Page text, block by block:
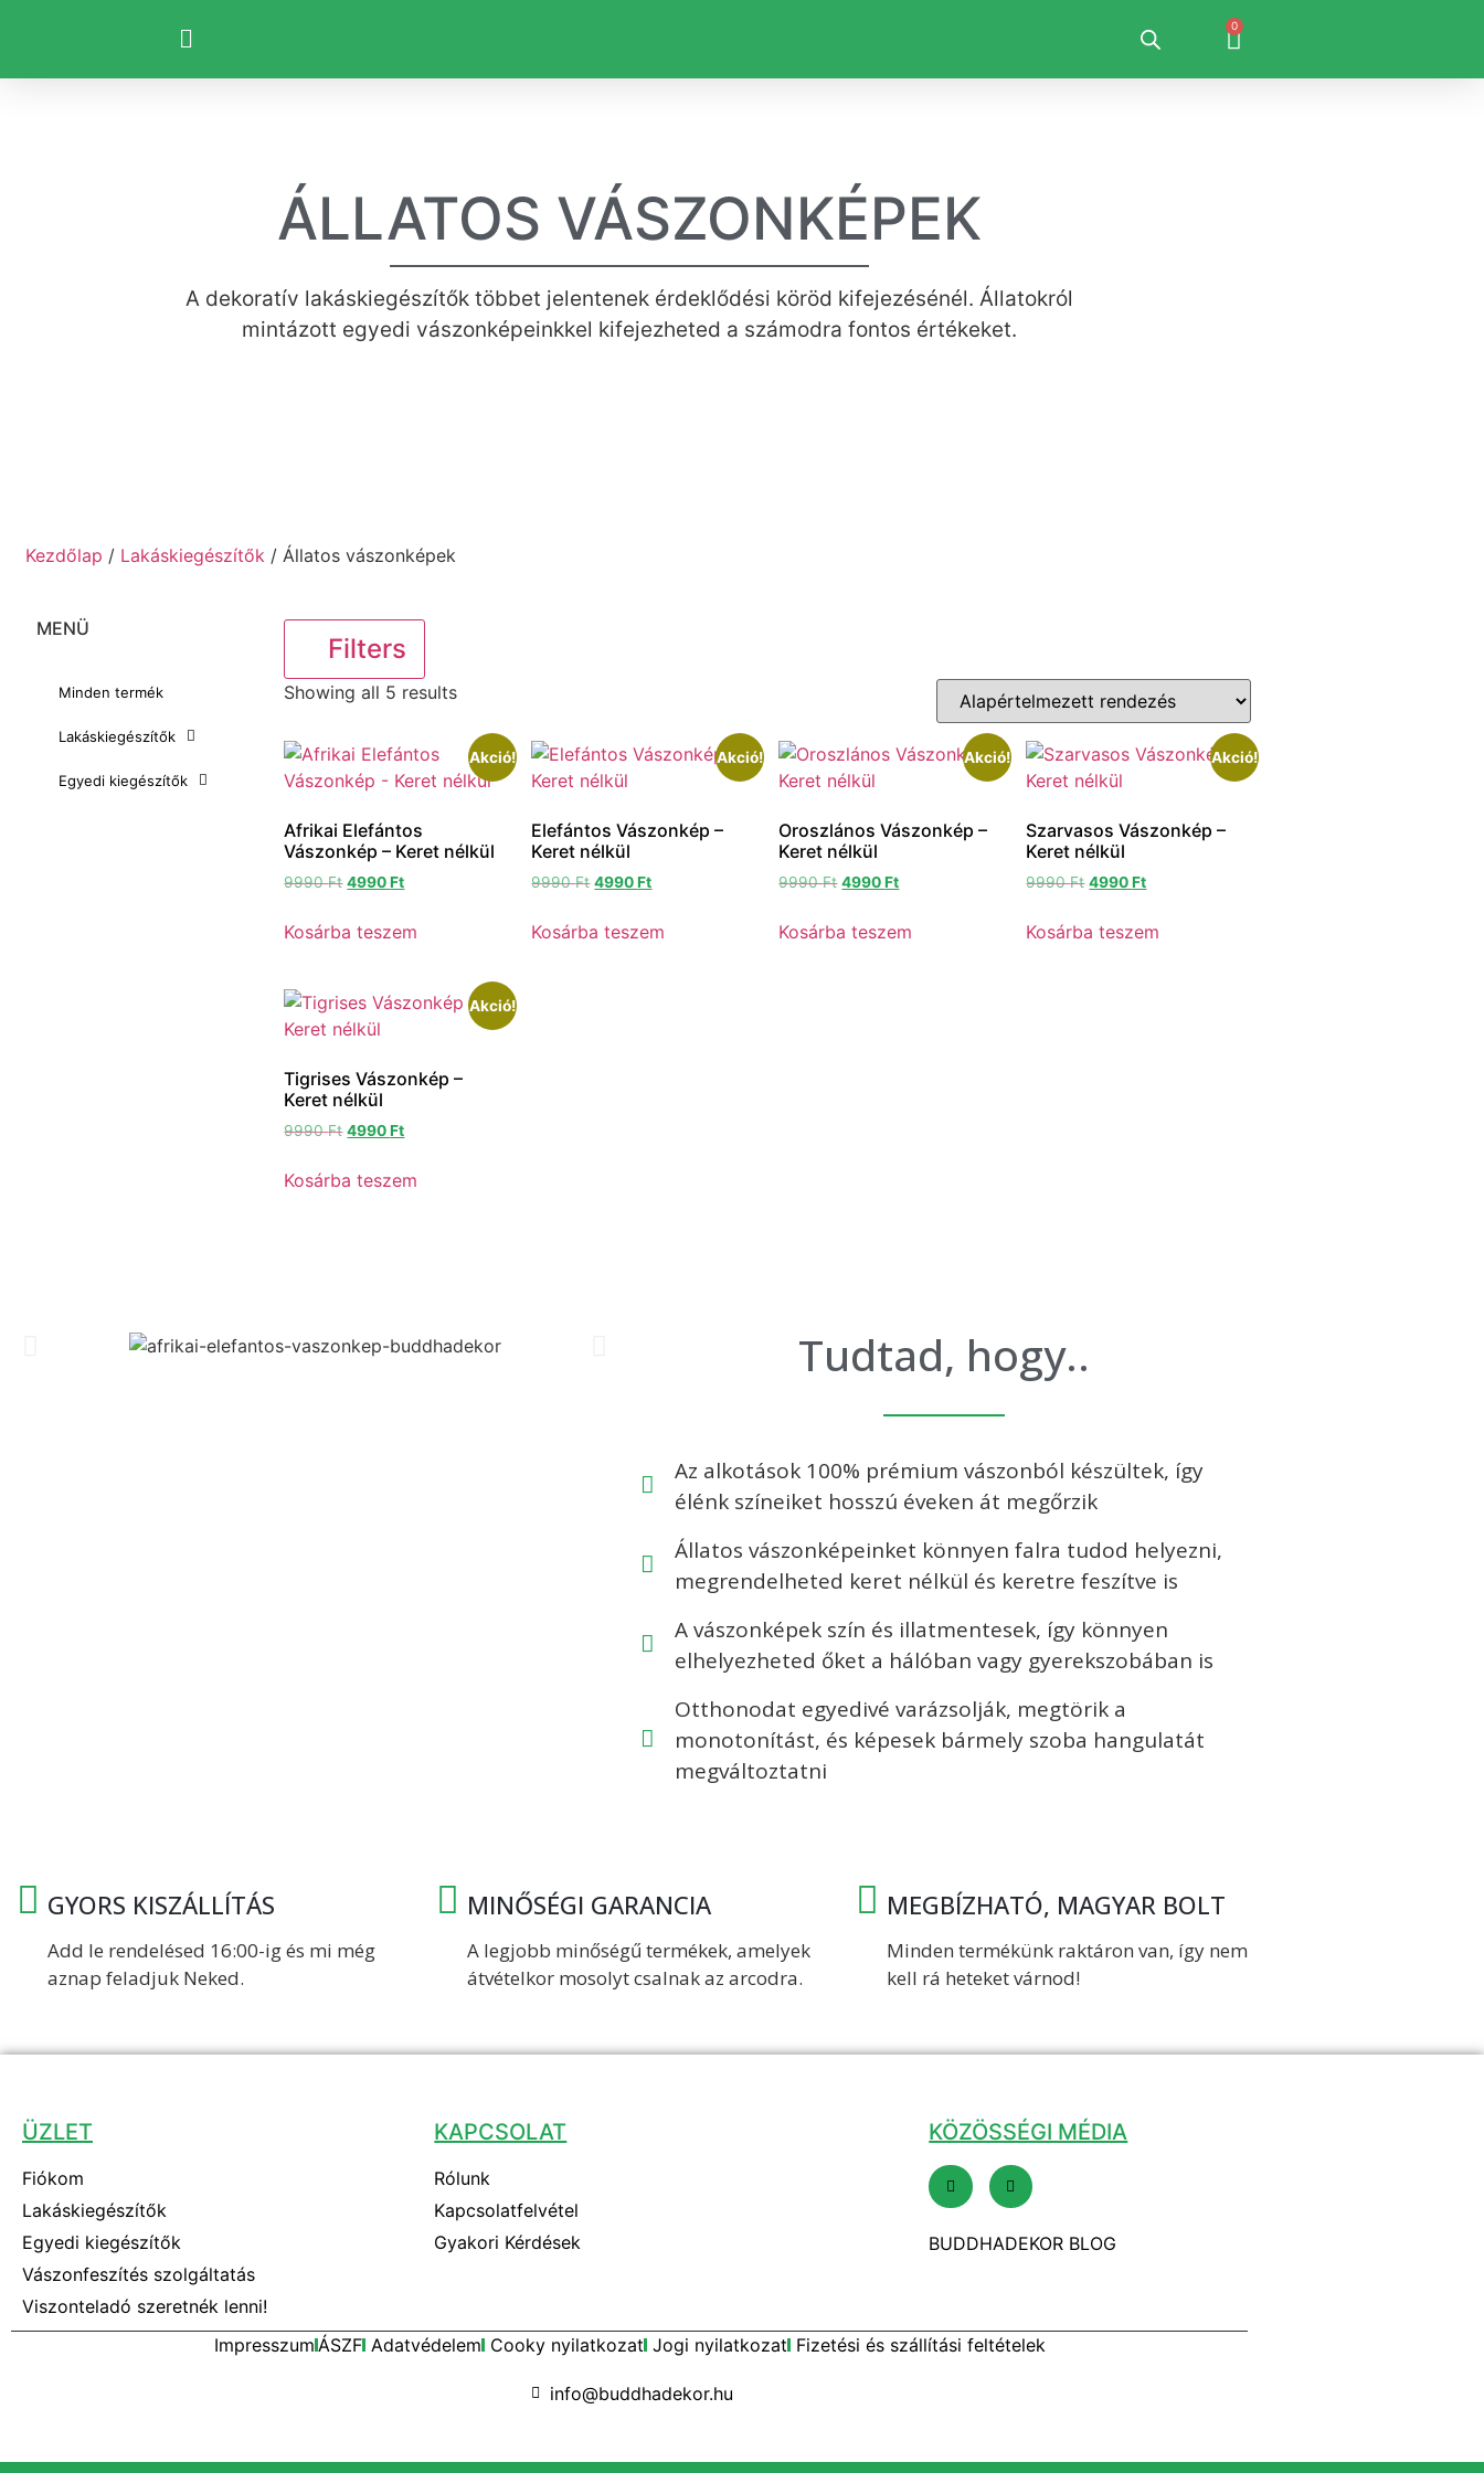
0
ÁLLATOS VÁSZONKÉPEK
A dekoratív lakáskiegészítők többet jelentenek érdeklődési köröd kifejezésénél. Állatokról
mintázott egyedi vászonképeinkkel kifejezheted a számodra fontos értékeket.
Kezdőlap / Lakáskiegészítők / Állatos vászonképek
MENÜ
Minden termék
Lakáskiegészítők
Egyedi kiegészítők
Filters
Showing all 5 results
Akció!
Afrikai Elefántos
Vászonkép – Keret nélkül
9990Ft 4990Ft
Kosárba teszem
Akció!
Elefántos Vászonkép –
Keret nélkül
9990Ft 4990Ft
Kosárba teszem
Akció!
Oroszlános Vászonkép –
Keret nélkül
9990Ft 4990Ft
Kosárba teszem
Akció!
Szarvasos Vászonkép –
Keret nélkül
9990Ft 4990Ft
Kosárba teszem
Akció!
Tigrises Vászonkép –
Keret nélkül
9990Ft 4990Ft
Kosárba teszem
Tudtad, hogy..
Az alkotások 100% prémium vászonból készültek, így
élénk színeiket hosszú éveken át megőrzik
Állatos vászonképeinket könnyen falra tudod helyezni,
megrendelheted keret nélkül és keretre feszítve is
A vászonképek szín és illatmentesek, így könnyen
elhelyezheted őket a hálóban vagy gyerekszobában is
Otthonodat egyedivé varázsolják, megtörik a
monotonítást, és képesek bármely szoba hangulatát
megváltoztatni
GYORS KISZÁLLÍTÁS
Add le rendelésed 16:00-ig és mi még
aznap feladjuk Neked.
MINŐSÉGI GARANCIA
A legjobb minőségű termékek, amelyek
átvételkor mosolyt csalnak az arcodra.
MEGBÍZHATÓ, MAGYAR BOLT
Minden termékünk raktáron van, így nem
kell rá heteket várnod!
ÜZLET
Fiókom
Lakáskiegészítők
Egyedi kiegészítők
Vászonfeszítés szolgáltatás
Viszonteladó szeretnék lenni!
KAPCSOLAT
Rólunk
Kapcsolatfelvétel
Gyakori Kérdések
KÖZÖSSÉGI MÉDIA
BUDDHADEKOR BLOG
ImpresszumÁSZF Adatvédelem Cooky nyilatkozat Jogi nyilatkozat Fizetési és szállítási feltételek
info@buddhadekor.hu